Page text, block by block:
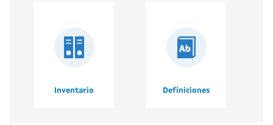
Inventario Definiciones